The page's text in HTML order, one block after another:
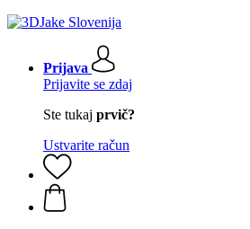
Prijava
Prijavite se zdaj
Ste tukaj prvič?
Ustvarite račun